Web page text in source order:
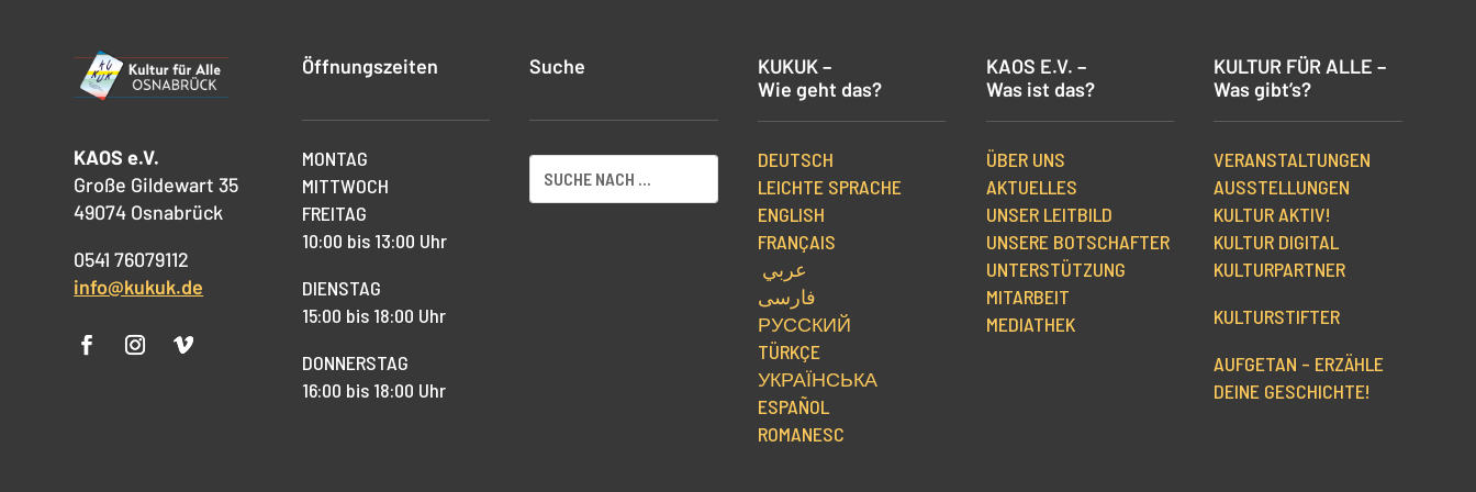
KAOS e.V.
Große Gildewart 35
49074 Osnabrück
0541 76079112
info@kukuk.de
Öffnungszeiten
MONTAG
MITTWOCH
FREITAG
10:00 bis 13:00 Uhr
DIENSTAG
15:00 bis 18:00 Uhr
DONNERSTAG
16:00 bis 18:00 Uhr
Suche
KUKUK –
Wie geht das?
DEUTSCH
LEICHTE SPRACHE
ENGLISH
FRANÇAIS
عربي
فارسی
РУССКИЙ
TÜRKÇE
УКРАЇНСЬКА
ESPAÑOL
ROMANESC
KAOS E.V. –
Was ist das?
ÜBER UNS
AKTUELLES
UNSER LEITBILD
UNSERE BOTSCHAFTER
UNTERSTÜTZUNG
MITARBEIT
MEDIATHEK
KULTUR FÜR ALLE –
Was gibt’s?
VERANSTALTUNGEN
AUSSTELLUNGEN
KULTUR AKTIV!
KULTUR DIGITAL
KULTURPARTNER
KULTURSTIFTER
AUFGETAN – ERZÄHLE
DEINE GESCHICHTE!